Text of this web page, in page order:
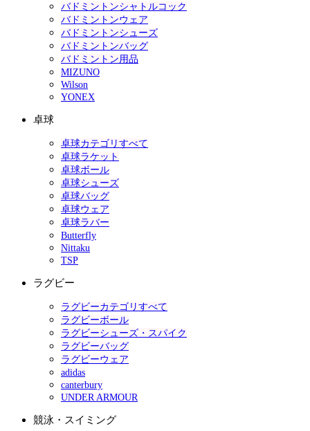
バドミントンシャトルコック
バドミントンウェア
バドミントンシューズ
バドミントンバッグ
バドミントン用品
MIZUNO
Wilson
YONEX
卓球
卓球カテゴリすべて
卓球ラケット
卓球ボール
卓球シューズ
卓球バッグ
卓球ウェア
卓球ラバー
Butterfly
Nittaku
TSP
ラグビー
ラグビーカテゴリすべて
ラグビーボール
ラグビーシューズ・スパイク
ラグビーバッグ
ラグビーウェア
adidas
canterbury
UNDER ARMOUR
競泳・スイミング